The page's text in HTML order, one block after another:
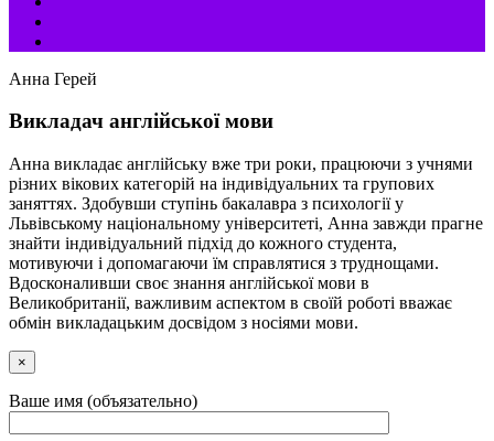
Анна Герей
Викладач англійської мови
Анна викладає англійську вже три роки, працюючи з учнями
різних вікових категорій на індивідуальних та групових
заняттях. Здобувши ступінь бакалавра з психології у
Львівському національному університеті, Анна завжди прагне
знайти індивідуальний підхід до кожного студента,
мотивуючи і допомагаючи їм справлятися з труднощами.
Вдосконаливши своє знання англійської мови в
Великобританії, важливим аспектом в своїй роботі вважає
обмін викладацьким досвідом з носіями мови.
×
Ваше имя (объязательно)